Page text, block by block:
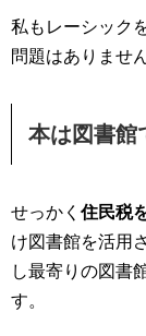
私もレーシック
問題はありません
本は図書館
せっかく 住民税
け図書館を活用
し最寄りの図書
す。